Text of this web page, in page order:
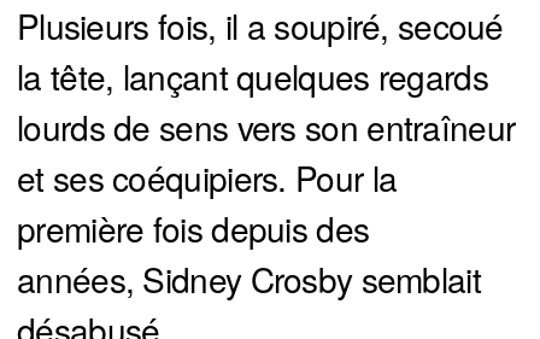
Plusieurs fois, il a soupiré, secoué
la tête, lançant quelques regards
lourds de sens vers son entraîneur
et ses coéquipiers. Pour la
première fois depuis des
années, Sidney Crosby semblait